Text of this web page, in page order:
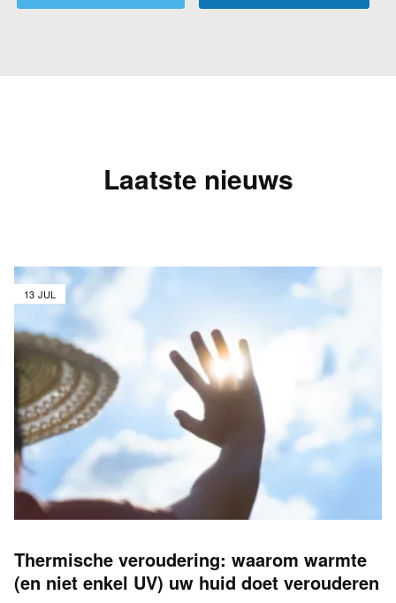
Laatste nieuws
13 JUL
Thermische veroudering: waarom warmte
(en niet enkel UV) uw huid doet verouderen